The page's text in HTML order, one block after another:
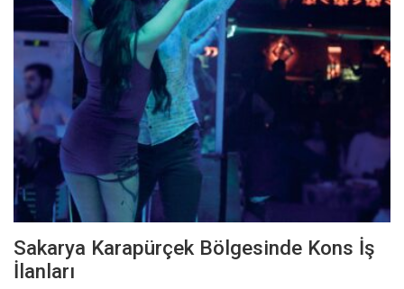
Sakarya Karapürçek Bölgesinde Kons İş
İlanları